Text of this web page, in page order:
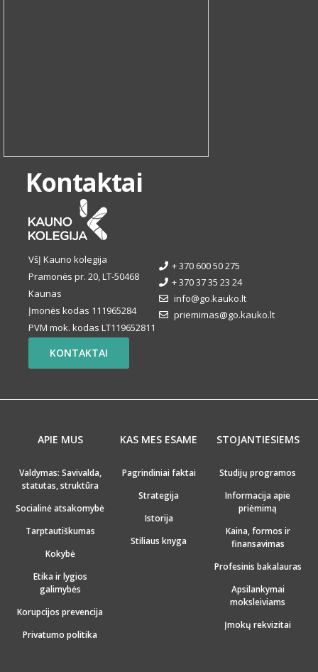
Kontaktai
VšĮ Kauno kolegija
Pramonės pr. 20, LT-50468
Kaunas
Įmonės kodas 111965284
PVM mok. kodas LT119652811
+ 370 600 50 275
+ 370 37 35 23 24
info@go.kauko.lt
priemimas@go.kauko.lt
KONTAKTAI
APIE MUS
Valdymas: Savivalda,
statutas, struktūra
Socialinė atsakomybė
Tarptautiškumas
Kokybė
Etika ir lygios
galimybės
Korupcijos prevencija
Privatumo politika
KAS MES ESAME
Pagrindiniai faktai
Strategija
Istorija
Stiliaus knyga
STOJANTIESIEMS
Studijų programos
Informacija apie
priėmimą
Kaina, formos ir
finansavimas
Profesinis bakalauras
Apsilankymai
moksleiviams
Įmokų rekvizitai